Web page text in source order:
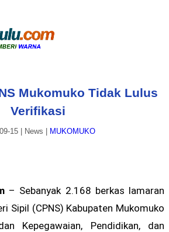
Mukomuko Tidak Lulus
Verifikasi
15 News MUKOMUKO
– Sebanyak 2.168 berkas lamaran
Sipil (CPNS) Kabupaten Mukomuko
Kepegawaian, Pendidikan, dan